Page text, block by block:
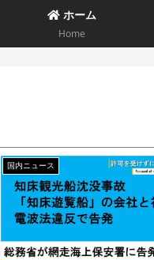
ホーム
Home
国内ニュース